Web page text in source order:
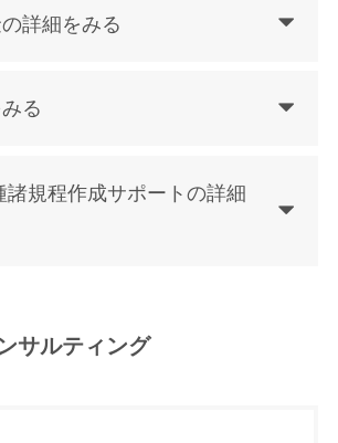
詳細をみる
る
諸規程作成サポートの詳細
サルティング